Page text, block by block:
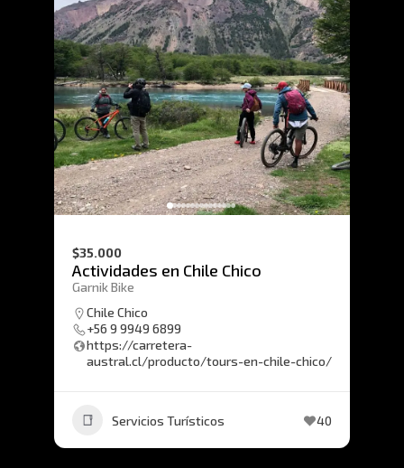
$35.000
Actividades en Chile Chico
Garnik Bike
Chile Chico
+56 9 9949 6899
https://carretera-
austral.cl/producto/tours-en-chile-chico/
Servicios Turísticos 40